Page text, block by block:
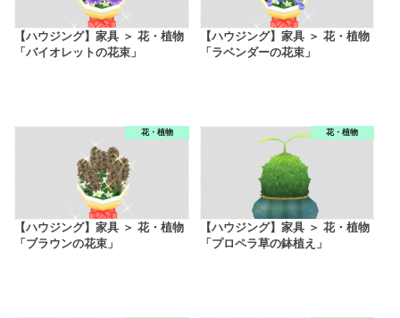
【ハウジング】家具 ＞ 花・植物
「バイオレットの花束」
【ハウジング】家具 ＞ 花・植物
「ラベンダーの花束」
花・植物
【ハウジング】家具 ＞ 花・植物
「ブラウンの花束」
花・植物
【ハウジング】家具 ＞ 花・植物
「プロペラ草の鉢植え」